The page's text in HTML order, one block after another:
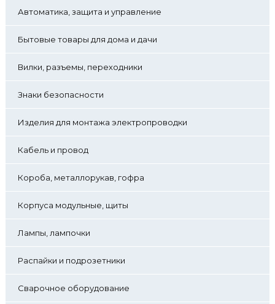
Автоматика, защита и управление
Бытовые товары для дома и дачи
Вилки, разъемы, переходники
Знаки безопасности
Изделия для монтажа электропроводки
Кабель и провод
Короба, металлорукав, гофра
Корпуса модульные, щиты
Лампы, лампочки
Распайки и подрозетники
Сварочное оборудование